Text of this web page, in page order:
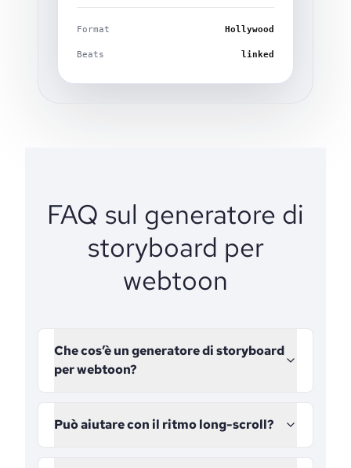
Format Hollywood
Beats linked
FAQ sul generatore di
storyboard per
webtoon
Che cos’è un generatore di storyboard
per webtoon?
Può aiutare con il ritmo long-scroll?